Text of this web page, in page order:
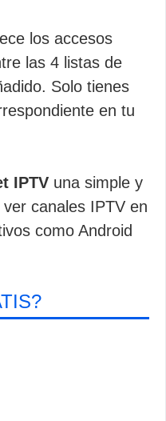
los accesos
las 4 listas de
Solo tienes
en tu
IPTV una simple y
canales IPTV en
como Android